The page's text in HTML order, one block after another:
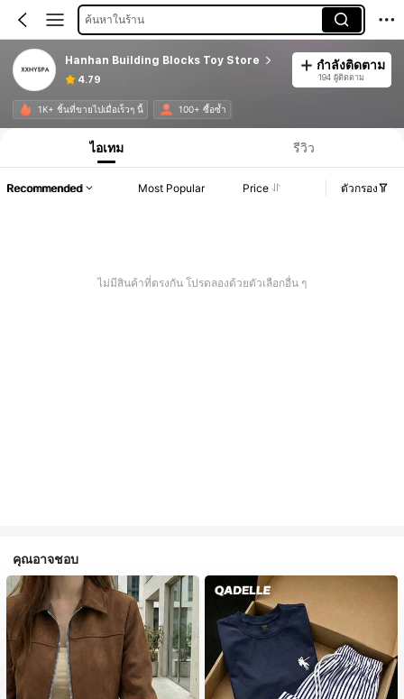
ค้นหาในร้าน
Hanhan Building Blocks Toy Store
4.79
กำลังติดตาม
194 ผู้ติดตาม
1K+ ชิ้นที่ขายไปเมื่อเร็วๆ นี้ 100+ ซื้อซ้ำ
ไอเทม รีวิว
Recommended Most Popular Price ตัวกรอง
ไม่มีสินค้าที่ตรงกัน โปรดลองด้วยตัวเลือกอื่น ๆ
คุณอาจชอบ